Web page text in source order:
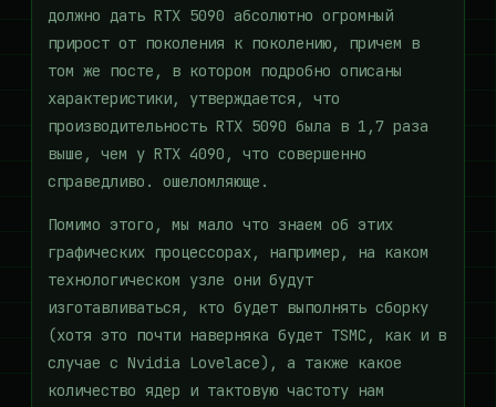
должно дать RTX 5090 абсолютно огромный
прирост от поколения к поколению, причем в
том же посте, в котором подробно описаны
характеристики, утверждается, что
производительность RTX 5090 была в 1,7 раза
выше, чем у RTX 4090, что совершенно
справедливо. ошеломляюще.
Помимо этого, мы мало что знаем об этих
графических процессорах, например, на каком
технологическом узле они будут
изготавливаться, кто будет выполнять сборку
(хотя это почти наверняка будет TSMC, как и в
случае с Nvidia Lovelace), а также какое
количество ядер и тактовую частоту нам